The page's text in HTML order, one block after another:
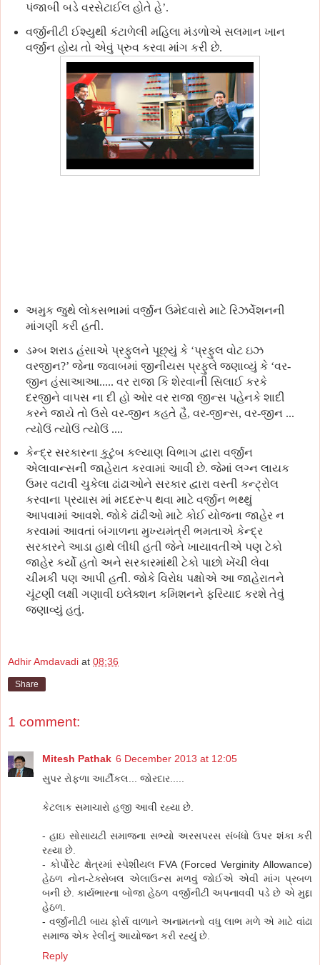
પંજાબી બડે વરસેટાઈલ હોતે હે’.
વર્જીનીટી ઈશ્યુથી કંટાળેલી મહિલા મંડળોએ સલમાન ખાન
વર્જીન હોય તો એવું પ્રુવ કરવા માંગ કરી છે.
અમુક જુથે લોકસભામાં વર્જીન ઉમેદવારો માટે રિઝર્વેશનની
માંગણી કરી હતી.
ડમ્બ શરાડ હંસાએ પ્રફુલને પૂછ્યું કે ‘પ્રફુલ વોટ ઇઝ
વરજીન?’ જેના જવાબમાં જીનીયસ પ્રફુલે જણાવ્યું કે ‘વર-
જીન હંસાઆઆ..... વર રાજા કિ શેરવાની સિલાઈ કરકે
દરજીને વાપસ ના દી હો ઓર વર રાજા જીન્સ પહેનકે શાદી
કરને જાયે તો ઉસે વર-જીન કહતે હૈ, વર-જીન્સ, વર-જીન ...
ત્યોઉં ત્યોઉં ત્યોઉં ....
કેન્દ્ર સરકારના કુટુંબ કલ્યાણ વિભાગ દ્વારા વર્જીન
એલાવાન્સની જાહેરાત કરવામાં આવી છે. જેમાં લગ્ન લાયક
ઉમર વટાવી ચુકેલા ઢાંઢાઓને સરકાર દ્વારા વસ્તી કન્ટ્રોલ
કરવાના પ્રયાસ માં મદદરૂપ થવા માટે વર્જીન ભથ્થું
આપવામાં આવશે. જોકે ઢાંઢીઓ માટે કોઈ યોજના જાહેર ન
કરવામાં આવતાં બંગાળના મુખ્યમંત્રી ભમતાએ કેન્દ્ર
સરકારને આડા હાથે લીધી હતી જેને ખાયાવતીએ પણ ટેકો
જાહેર કર્યો હતો અને સરકારમાંથી ટેકો પાછો ખેંચી લેવા
ચીમકી પણ આપી હતી. જોકે વિરોધ પક્ષોએ આ જાહેરાતને
ચૂંટણી લક્ષી ગણાવી ઇલેક્શન કમિશનને ફરિયાદ કરશે તેવું
જણાવ્યું હતું.
Adhir Amdavadi at 08:36
Share
1 comment:
Mitesh Pathak 6 December 2013 at 12:05
સુપર રોફળા આર્ટીકલ... જોરદાર.....
કેટલાક સમાચારો હજી આવી રહ્યા છે.
- હાઇ સોસાયટી સમાજના સભ્યો અરસપરસ સંબંધો ઉપર શંકા કરી
રહ્યા છે.
- કોર્પોરેટ ક્ષેત્રમાં સ્પેશીયલ FVA (Forced Verginity Allowance)
હેઠળ નોન-ટેક્સેબલ એલાઉન્સ મળવું જોઈએ એવી માંગ પ્રબળ
બની છે. કાર્યભારના બોજા હેઠળ વર્જીનીટી અપનાવવી પડે છે એ મુદ્દા
હેઠળ.
- વર્જીનીટી બાય ફોર્સ વાળાને અનામતનો વધુ લાભ મળે એ માટે વાંઢા
સમાજ એક રેલીનું આયોજન કરી રહ્યું છે.
Reply